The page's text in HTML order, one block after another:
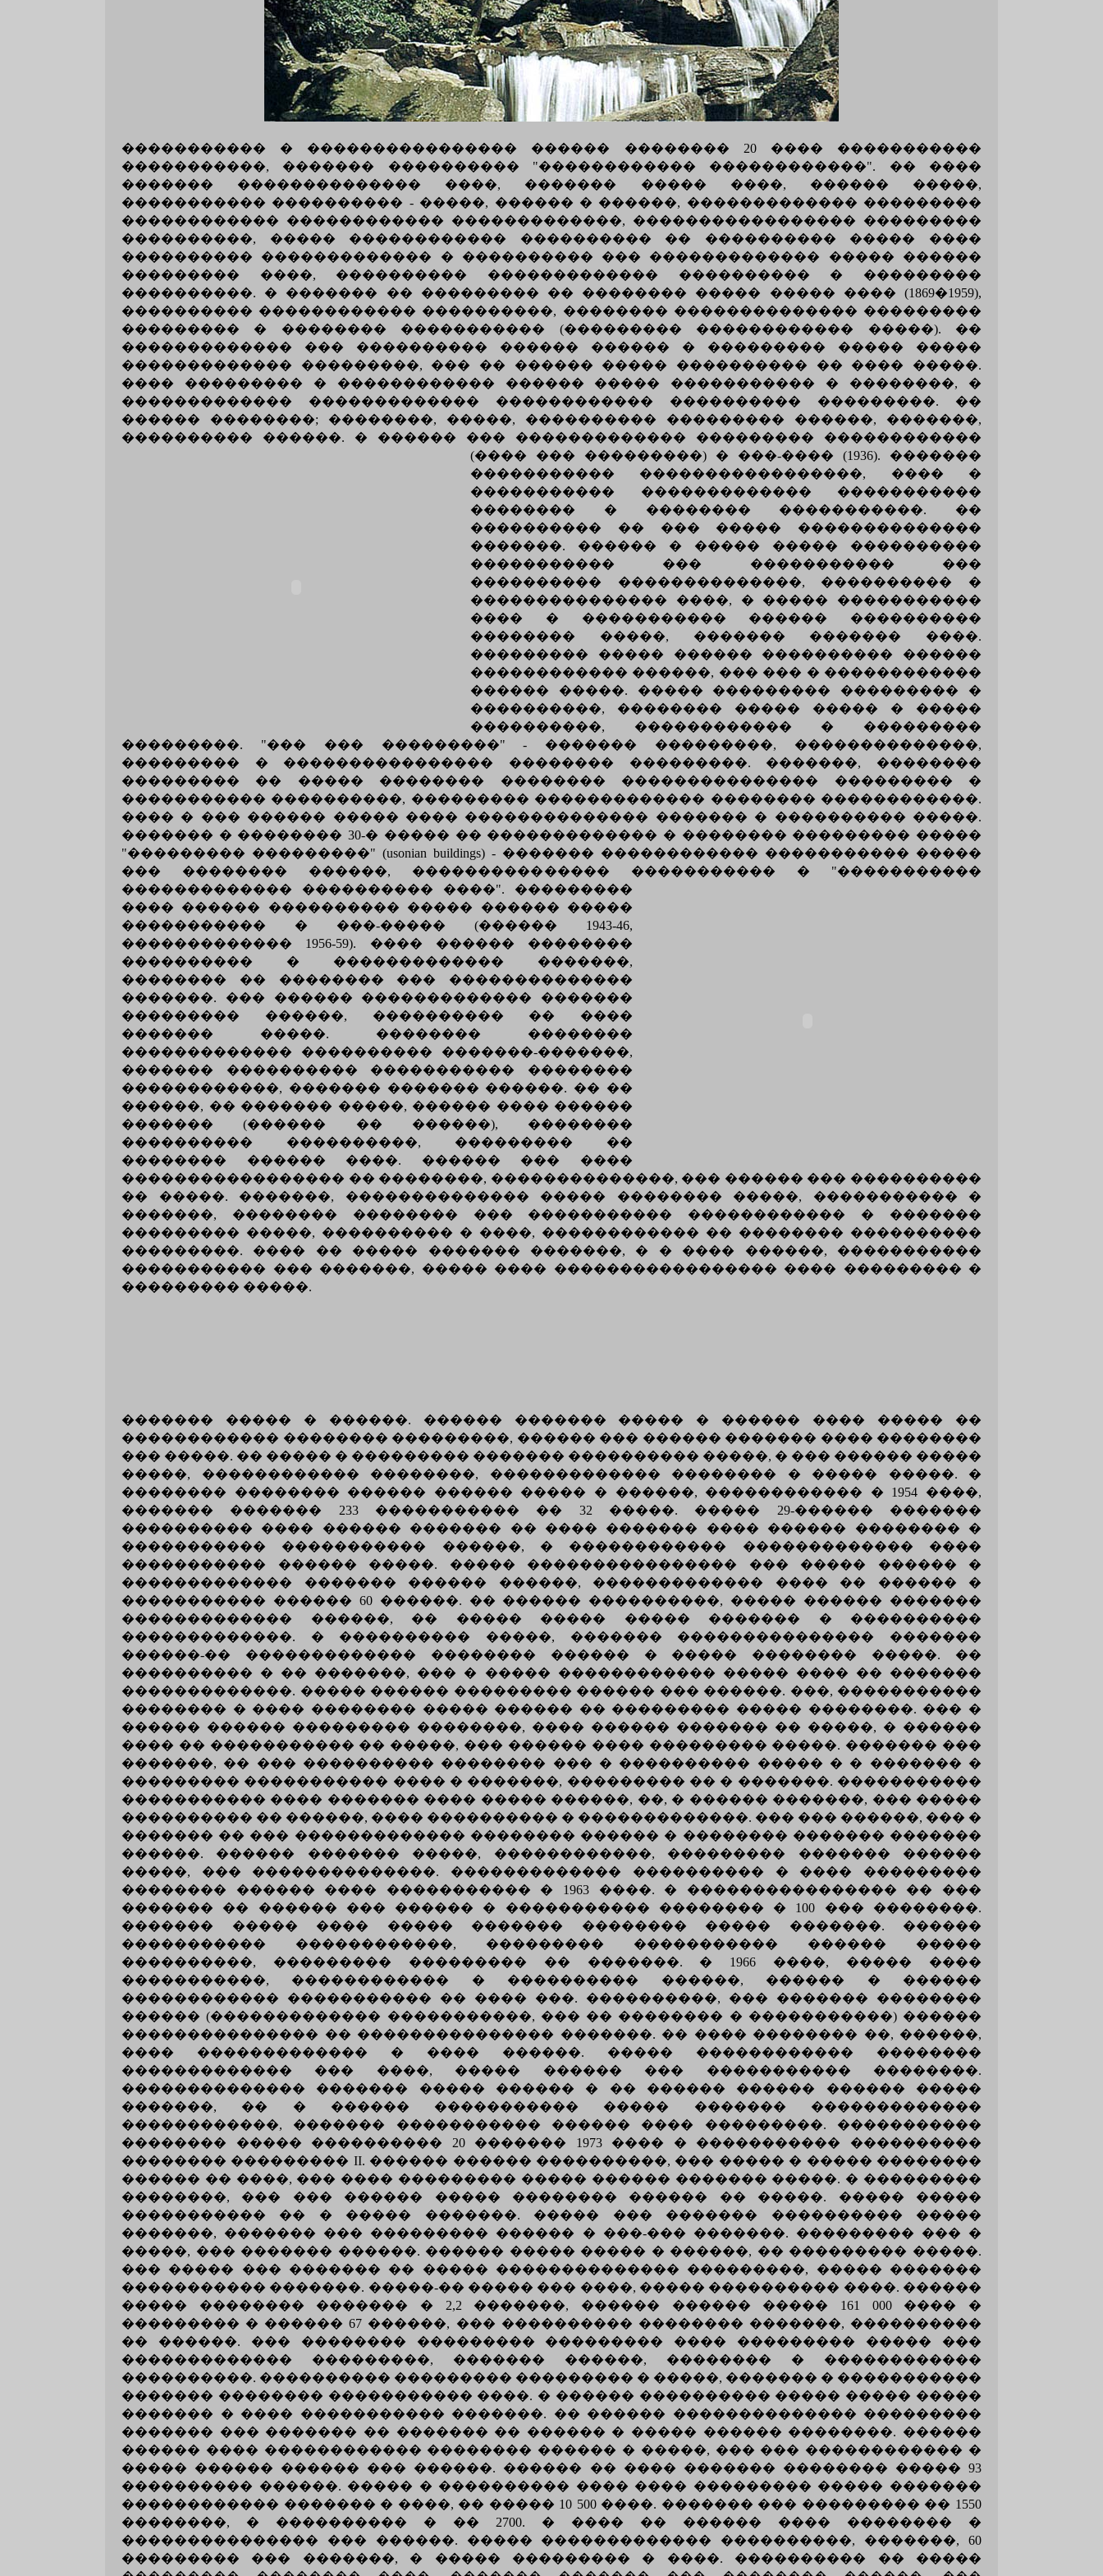
����������� � ���������������� ������ �������� 20 ���� �����������
�����������, ������� ���������� "������������ ������������". �� ����
������� �������������� ����, ������� ����� ����, ������ �����,
����������� ���������� - �����, ������ � ������, ������������� ���������
������������ ������������ �������������, ����������������� ���������
����������, ����� ������������ ���������� �� ���������� ����� ����
���������� ������������� � ���������� ��� ������������� ����� ������
��������� ����, ���������� ������������� ���������� � ���������
����������. � ������� �� ��������� �� �������� ����� ����� ���� (1869�1959),
���������� ������������ ����������, �������� �������������� ���������
��������� � �������� ����������� (��������� ������������ �����). ��
������������� ��� ���������� ������ ������ � ��������� ����� �����
������������� ���������, ��� �� ������ ����� ���������� �� ���� �����.
���� ��������� � ������������ ������ ����� ����������� � ��������, �
������������� ������������� ������������ ���������� ���������. ��
������ ��������; ��������, �����, ���������� ��������� ������, �������,
���������� ������. � ������ ��� ������������� ��������� ������������
(���� ��� ���������) � ���-���� (1936). �������
����������� �����������������, ���� �
����������� ������������� �����������
�������� � �������� �����������. ��
���������� �� ��� ����� ��������������
�������. ������ � ����� ����� ����������
����������� ��� ����������� ���
���������� ��������������, ���������� �
��������������� ����, � ����� �����������
���� � ����������� ������ ����������
�������� �����, ������� ������� ����.
��������� ����� ������ ���������� ������
������������ ������, ��� ��� � ������������
������ �����. ����� ��������� ��������� �
����������, �������� ����� ����� � �����
����������, ������������ � ���������
���������. "��� ��� ���������" - ������� ���������, ��������������,
��������� � ���������������� �������� ���������. �������, ��������
��������� �� ����� �������� �������� ��������������� ��������� �
����������� ����������, ��������� ������������� �������� ������������.
���� � ��� ������ ����� ���� �������������� ������� � ���������� �����.
������� � �������� 30-� ����� �� ������������� � �������� ��������� �����
"��������� ���������" (usonian buildings) - ������� ������������ ����������� �����
��� �������� ������, ��������������� ����������� � "�����������
������������� ���������� ����". ���������
���� ������ ���������� ����� ������ �����
����������� � ���-����� (������ 1943-46,
������������� 1956-59). ���� ������ ��������
���������� � ������������� �������,
�������� �� �������� ��� ��������������
�������. ��� ������ ������������� �������
��������� ������, ���������� �� ����
������� �����. �������� ��������
������������� ���������� �������-�������,
������� ���������� ����������� ��������
������������, ������� ������� ������. �� ��
������, �� ������� �����, ������ ���� ������
������� (������ �� ������), ��������
���������� ����������, ��������� ��
�������� ������ ����. ������ ��� ����
����������������� �� ��������, ��������������, ��� ������ ��� ����������
�� �����. �������, �������������� ����� �������� �����, ����������� �
�������, �������� �������� ��� ����������� ������������ � �������
��������� �����, ���������� � ����, ������������ �� �������� ����������
���������. ���� �� ����� ������� �������, � � ���� ������, �����������
����������� ��� �������, ����� ���� ����������������� ���� ��������� �
��������� �����.
������� ����� � ������. ������ ������� ����� � ������ ���� ����� ��
������������ �������� ���������, ������ ��� ������ ������� ���� ��������
��� �����. �� ����� � ��������� ������� ���������� �����, � ��� ������ �����
�����, ������������ ��������, ������������� �������� � ����� �����. �
�������� �������� ������ ������ ����� � ������, ������������ � 1954 ����,
������� ������� 233 ����������� �� 32 �����. ����� 29-������ �������
���������� ���� ������ ������� �� ���� ������� ���� ������ �������� �
����������� ����������� ������, � ������������ ������������� ����
����������� ������ �����. ����� ���������������� ��� ����� ������ �
������������� ������� ������ ������, ������������� ���� �� ������ �
����������� ������ 60 ������. �� ������ ����������, ����� ������ �������
������������� ������, �� ����� ����� ����� ������� � ����������
�������������. � ���������� �����, ������� ��������������� �������
������-�� ������������� �������� ������ � ����� �������� �����. ��
���������� � �� �������, ��� � ����� ������������ ����� ���� �� �������
�������������. ����� ������ ��������� ������ ��� ������. ���, �����������
�������� � ���� �������� ����� ������ �� ��������� ����� ��������. ��� �
������ ������ ��������� ��������, ���� ������ ������� �� �����, � ������
���� �� ����������� �� �����, ��� ������ ���� ��������� �����. ������� ���
�������, �� ��� ���������� �������� ��� � ���������� ����� � � ������� �
��������� ����������� ���� � �������, ��������� �� � �������. �����������
����������� ���� ������� ���� ����� ������, ��, � ������ �������, ��� �����
���������� �� ������, ���� ���������� � �������������. ��� ��� ������, ��� �
������� �� ��� ������������� �������� ������ � �������� ������� �������
������. ������ ������� �����, ������������, ��������� ������� ������
�����, ��� ��������������. ������������� ���������� � ���� ���������
�������� ������ ���� ����������� � 1963 ����. � ���������������� �� ���
������� �� ������ ��� ������ � ����������� �������� � 100 ��� ��������.
������� ����� ���� ����� ������� �������� ����� �������. ������
����������� ������������, ��������� ����������� ������ �����
����������, ��������� ��������� �� �������. � 1966 ����, ����� ����
�����������, ������������ � ���������� ������, ������ � ������
������������ ����������� �� ���� ���. ����������, ��� ������� ��������
������ (������������� �����������, ��� �� �������� � �����������) ������
��������������� �� ��������������� �������. �� ���� �������� ��, ������,
���� ������������� � ���� ������. ����� ������������ ��������
������������� ��� ����, ����� ������ ��� ����������� ��������.
�������������� ������� ����� ������ � �� ������ ������ ������ �����
�������, �� � ������ ����������� ����� ������� �������������
������������, ������� ����������� ������ ���� ���������. �����������
�������� ����� ���������� 20 ������� 1973 ���� � ����������� ����������
�������� ��������� II. ������ ������ ����������, ��� ����� � ����� ��������
������ �� ����, ��� ���� ��������� ����� ������ ������� �����. � ���������
��������, ��� ��� ������ ����� �������� ������ �� �����. ����� �����
����������� �� � ����� �������. ����� ��� ������� ���������� �����
�������, ������� ��� ��������� ������ � ���-��� �������. ��������� ��� �
�����, ��� ������� ������. ������ ����� ����� � ������, �� ��������� �����.
��� ����� ��� ������� �� ����� �������������� ���������, ����� �������
����������� �������. �����-�� ����� ��� ����, ����� ���������� ����. ������
����� �������� ������� � 2,2 �������, ������ ������ ����� 161 000 ���� �
��������� � ������ 67 ������, ��� ���������� �������� �������, ����������
�� ������. ��� �������� ��������� ��������� ���� ��������� ����� ���
������������� ���������, ������� ������, �������� � ������������
����������. ���������� ��������� ��������� � �����, ������� � �����������
������� �������� ����������� ����. � ������ ���������� ����� ����� �����
������� � ���� ����������� �������. �� ������ �������������� ���������
������� ��� ������� �� ������� �� ������ � ����� ������ ��������. ������
������ ���� ������������ �������� ������ � �����, ��� ��� ������������ �
����� ������ ������ ��� ������. ������ �� ���� ������� �������� ����� 93
���������� ������. ����� � ���������� ���� ���� ��������� ����� �������
������������ ������� � ����, �� ����� 10 500 ����. ������� ��� ��������� �� 1550
��������, � ���������� � �� 2700. � ���� �� ������ ���� �������� �
��������������� ��� ������. ����� ������������� ����������, �������, 60
��������� ��� �������, � ����� ��������� � ����. ���������� �� �����